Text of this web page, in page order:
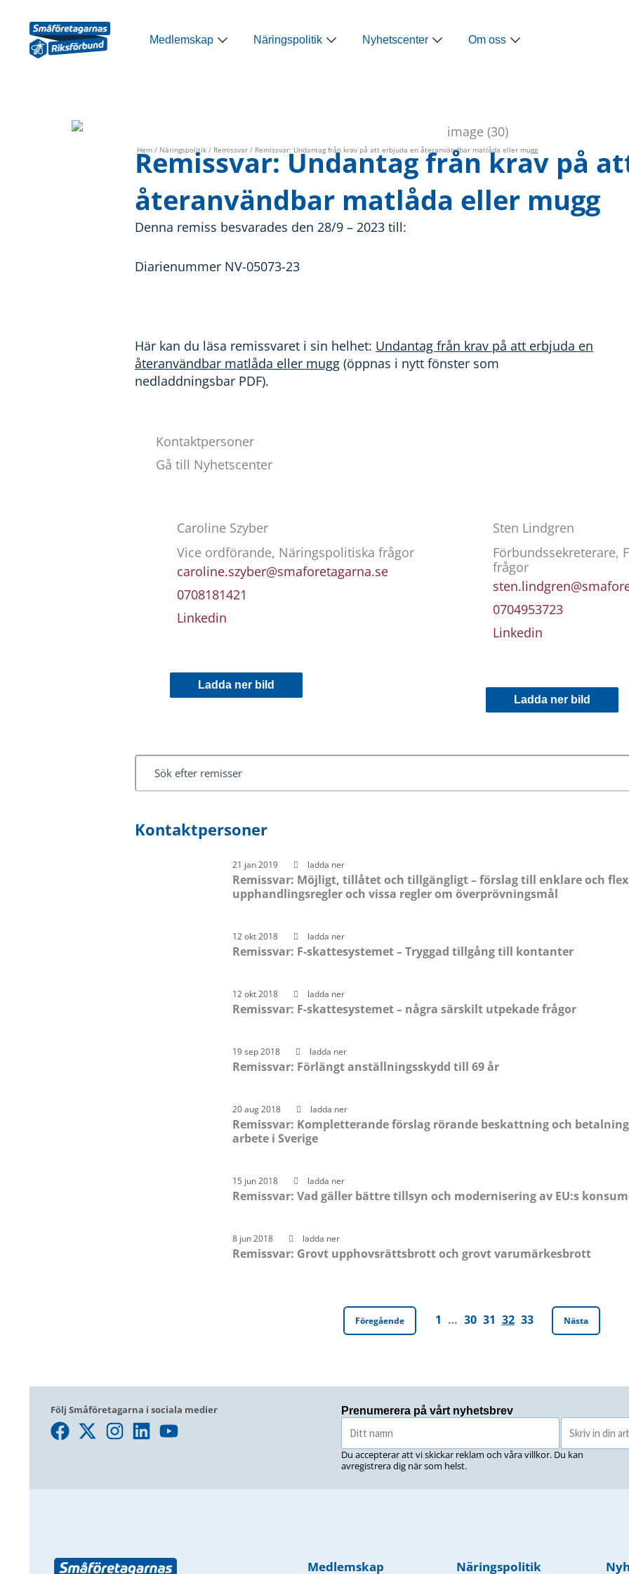
innehåll
Medlemskap Öppna Medlemskap
Näringspolitik Öppna Näringspolitik
Nyhetscenter Öppna Nyhetscenter
Om oss Öppna Om oss
Hem / Näringspolitik / Remissvar / Remissvar: Undantag från krav på att erbjuda en återanvändbar matlåda eller mugg
Remissvar: Undantag från krav på
återanvändbar matlåda eller mugg
Denna remiss besvarades den 28/9 – 2023 till:
Diarienummer NV-05073-23
Här kan du läsa remissvaret i sin helhet: Undantag från krav på att erbjuda en
återanvändbar matlåda eller mugg (öppnas i nytt fönster som
nedladdningsbar PDF).
Kontaktpersoner
Gå till Nyhetscenter
Caroline Szyber
Vice ordförande, Näringspolitiska frågor
caroline.szyber@smaforetagarna.se
0708181421
Linkedin
Ladda ner bild
Sten Lindgren
Förbundssekreterare,
frågor
0704953723
Linkedin
Ladda ner bild
Kontaktpersoner
21 jan 2019 ladda ner
Remissvar: Möjligt, tillåtet och tillgängligt – förslag till enklare och
upphandlingsregler och vissa regler om överprövningsmål
12 okt 2018 ladda ner
Remissvar: F-skattesystemet – Tryggad tillgång till kontanter
12 okt 2018 ladda ner
Remissvar: F-skattesystemet – några särskilt utpekade frågor
19 sep 2018 ladda ner
Remissvar: Förlängt anställningsskydd till 69 år
20 aug 2018 ladda ner
Remissvar: Kompletterande förslag rörande beskattning och
arbete i Sverige
15 jun 2018 ladda ner
Remissvar: Vad gäller bättre tillsyn och modernisering av EU:s
8 jun 2018 ladda ner
Remissvar: Grovt upphovsrättsbrott och grovt varumärkesbrott
Föregående 1 … 30 31 32 33 Nästa
Följ Småföretagarna i sociala medier
Prenumerera på vårt nyhetsbrev
Du accepterar att vi skickar reklam och våra villkor. Du kan
avregistrera dig när som helst.
Medlemskap Näringspolitik